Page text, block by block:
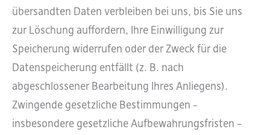
übersandten Daten verbleiben bei uns, bis Sie uns
zur Löschung auffordern, Ihre Einwilligung zur
Speicherung widerrufen oder der Zweck für die
Datenspeicherung entfällt (z. B. nach
abgeschlossener Bearbeitung Ihres Anliegens).
Zwingende gesetzliche Bestimmungen –
insbesondere gesetzliche Aufbewahrungsfristen –